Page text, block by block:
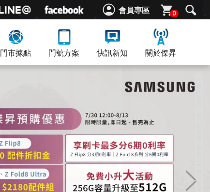
會員專區 0
門市據點 門號方案 快訊新知 關於傑昇